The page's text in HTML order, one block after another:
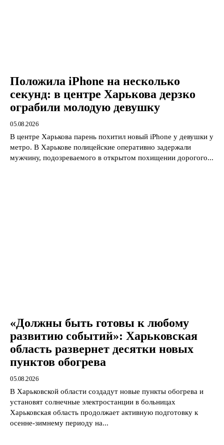
Положила iPhone на несколько
секунд: в центре Харькова дерзко
ограбили молодую девушку
05.08.2026
В центре Харькова парень похитил новый iPhone у девушки у
метро. В Харькове полицейские оперативно задержали
мужчину, подозреваемого в открытом похищении дорогого...
«Должны быть готовы к любому
развитию событий»: Харьковская
область развернет десятки новых
пунктов обогрева
05.08.2026
В Харьковской области создадут новые пункты обогрева и
установят солнечные электростанции в больницах
Харьковская область продолжает активную подготовку к
осенне-зимнему периоду на...